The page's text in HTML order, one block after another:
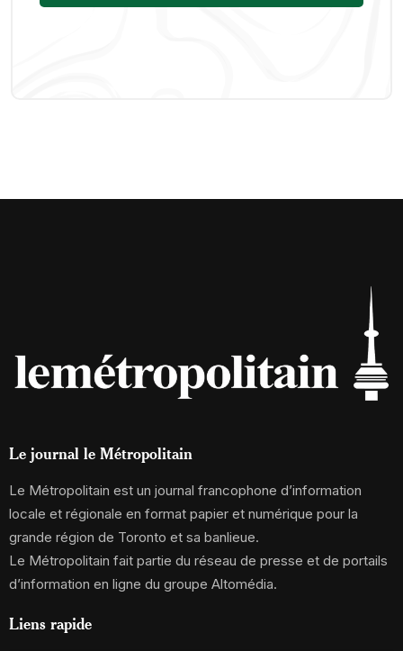
Le journal le Métropolitain
Le Métropolitain est un journal francophone d’information
locale et régionale en format papier et numérique pour la
grande région de Toronto et sa banlieue.
Le Métropolitain fait partie du réseau de presse et de portails
d’information en ligne du groupe Altomédia.
Liens rapide